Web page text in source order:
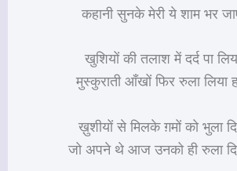
कहानी सुनके मेरी ये शाम भर
खुशियों की तलाश में दर्द पा
मुस्कुराती आँखों फिर रुला लिया
ख़ुशीयों से मिलके ग़मों को भुला
जो अपने थे आज उनको ही रुला